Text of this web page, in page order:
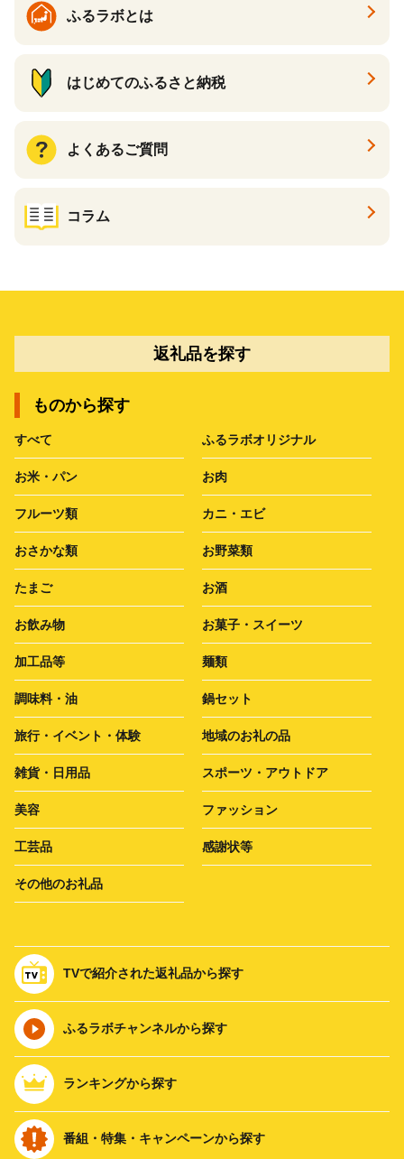
ふるラボとは
はじめてのふるさと納税
よくあるご質問
コラム
返礼品を探す
ものから探す
すべて ふるラボオリジナル
お米・パン お肉
フルーツ類 カニ・エビ
おさかな類 お野菜類
たまご お酒
お飲み物 お菓子・スイーツ
加工品等 麺類
調味料・油 鍋セット
旅行・イベント・体験 地域のお礼の品
雑貨・日用品 スポーツ・アウトドア
美容 ファッション
工芸品 感謝状等
その他のお礼品
TVで紹介された返礼品から探す
ふるラボチャンネルから探す
ランキングから探す
番組・特集・キャンペーンから探す